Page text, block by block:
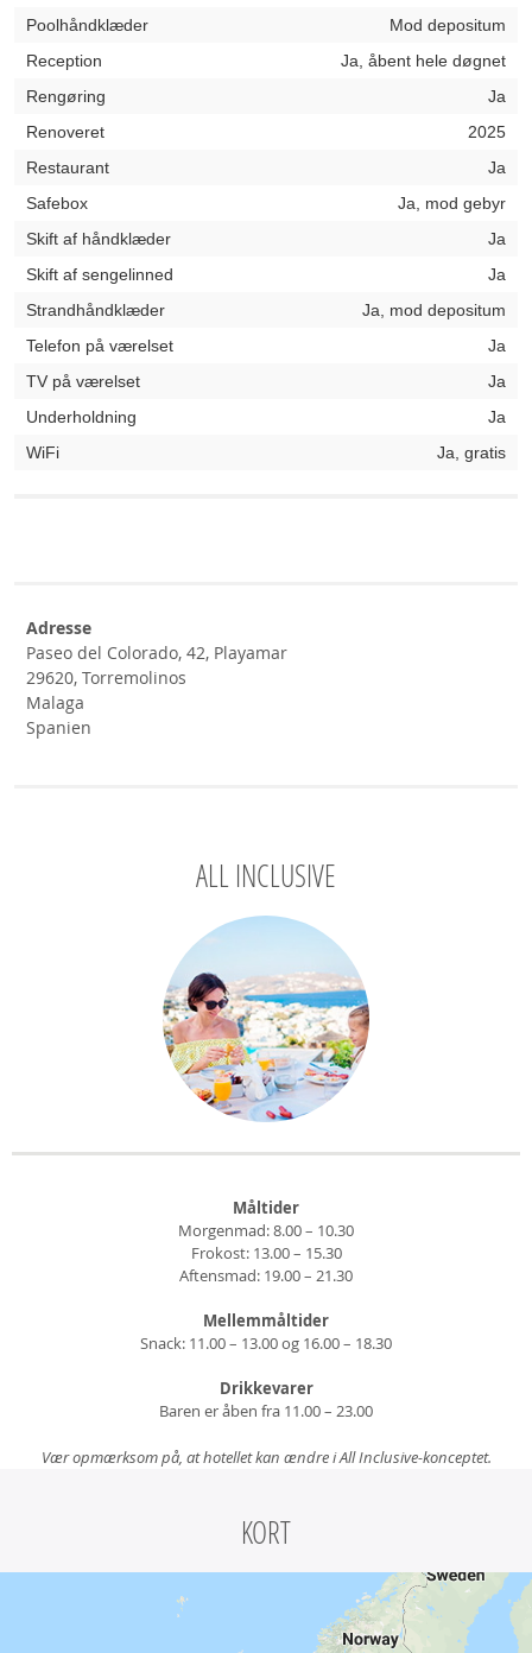
Poolhåndklæder
Mod depositum
Reception
Ja, åbent hele døgnet
Rengøring
Ja
Renoveret
2025
Restaurant
Ja
Safebox
Ja, mod gebyr
Skift af håndklæder
Ja
Skift af sengelinned
Ja
Strandhåndklæder
Ja, mod depositum
Telefon på værelset
Ja
TV på værelset
Ja
Underholdning
Ja
WiFi
Ja, gratis
Adresse
Paseo del Colorado, 42, Playamar
29620, Torremolinos
Malaga
Spanien
ALL INCLUSIVE
Måltider
Morgenmad: 8.00 – 10.30
Frokost: 13.00 – 15.30
Aftensmad: 19.00 – 21.30
Mellemmåltider
Snack: 11.00 – 13.00 og 16.00 – 18.30
Drikkevarer
Baren er åben fra 11.00 – 23.00
Vær opmærksom på, at hotellet kan ændre i All Inclusive-konceptet.
KORT